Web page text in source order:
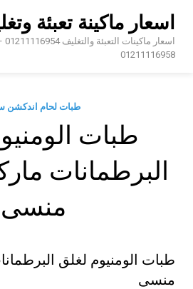
اسعار ماكينة تعبئة
01211116958
طبات لحام اندكشن
طبات
البرطمانات
منسى
طبات الومنيوم لغلق
منسى